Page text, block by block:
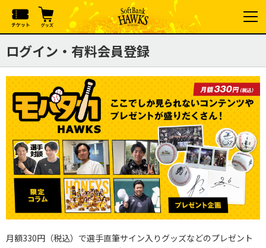
ログイン・有料会員登録
月額330円（税込）で選手直筆サイン入りグッズなどのプレゼント